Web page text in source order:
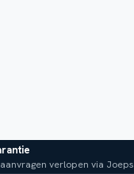
verlopen via Joeps